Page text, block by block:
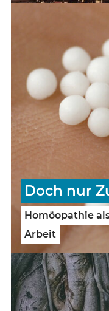
Doch nur
Homöopathie
Arbeit